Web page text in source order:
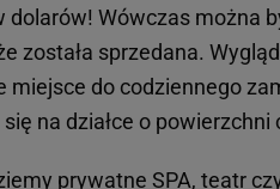
dolarów! Wówczas można
została sprzedana.
miejsce do codziennego
na działce o
prywatne SPA, teatr